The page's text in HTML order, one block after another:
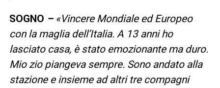
SOGNO –«Vincere Mondiale ed Europeo
con la maglia dell’Italia. A 13 anni ho
lasciato casa, è stato emozionante ma duro.
Mio zio piangeva sempre. Sono andato alla
stazione e insieme ad altri tre compagni